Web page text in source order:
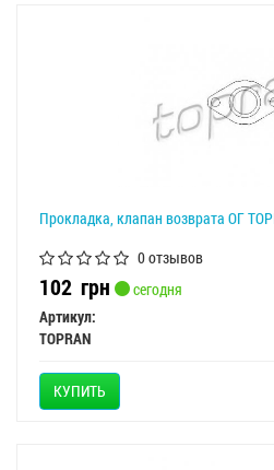
Прокладка, клапан возврата ОГ
0 отзывов
102 грн
сегодня
Артикул:
TOPRAN
КУПИТЬ